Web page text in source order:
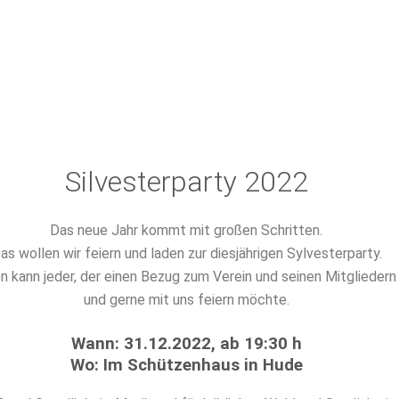
Silvesterparty 2022
Das neue Jahr kommt mit großen Schritten.
wollen wir feiern und laden zur diesjährigen Sylvesterparty.
kann jeder, der einen Bezug zum Verein und seinen
und gerne mit uns feiern möchte.
Wann: 31.12.2022, ab 19:30 h
Wo: Im Schützenhaus in Hude